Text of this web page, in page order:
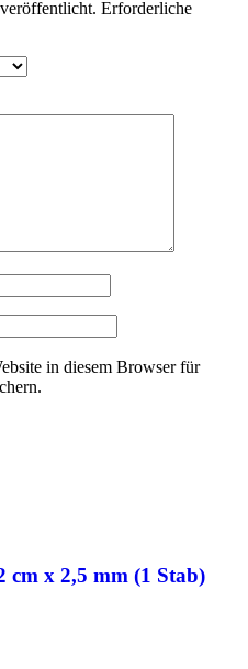
Erforderliche
in diesem Browser für
x 2,5 mm (1 Stab)